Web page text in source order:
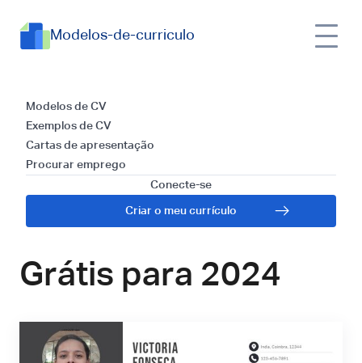
Modelos-de-curriculo
Modelos de CV
Exemplos de CV
Cartas de apresentação
Procurar emprego
Conecte-se
Criar o meu currículo
Exemplos de CV
para Analista de
Inteligência de
Mercado: Guia
Grátis para 2024